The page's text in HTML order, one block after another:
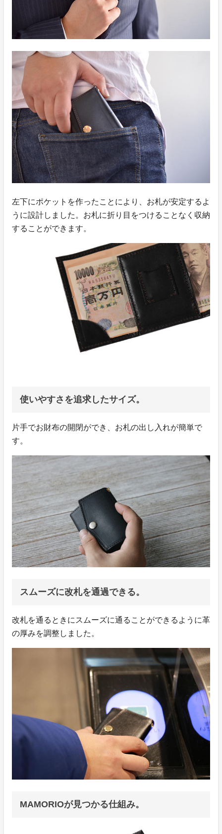
左下にポケットを作ったことにより、お札が安定するよ
うに設計しました。お札に折り目をつけることなく収納
することができます。
使いやすさを追求したサイズ。
片手でお財布の開閉ができ、お札の出し入れが簡単で
す。
スムーズに改札を通過できる。
改札を通るときにスムーズに通ることができるように革
の厚みを調整しました。
MAMORIOが見つかる仕組み。